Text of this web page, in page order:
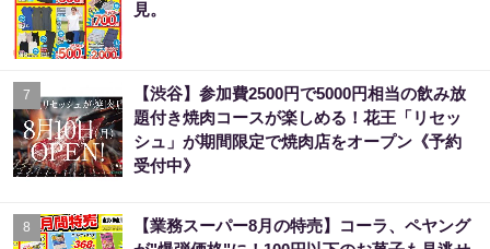
見。
7
【渋谷】参加費2500円で5000円相当の飲み放
題付き焼肉コースが楽しめる！花王「リセッ
シュ」が期間限定で焼肉店をオープン《予約
受付中》
8
【業務スーパー8月の特売】コーラ、ペヤング